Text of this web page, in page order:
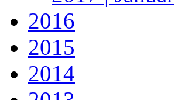
2016
2015
2014